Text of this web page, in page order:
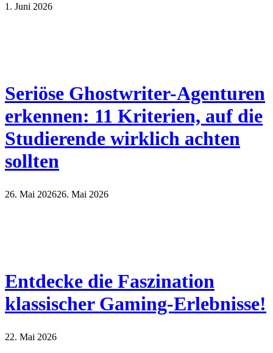
1. Juni 2026
Seriöse Ghostwriter-Agenturen
erkennen: 11 Kriterien, auf die
Studierende wirklich achten
sollten
26. Mai 202626. Mai 2026
Entdecke die Faszination
klassischer Gaming-Erlebnisse!
22. Mai 2026